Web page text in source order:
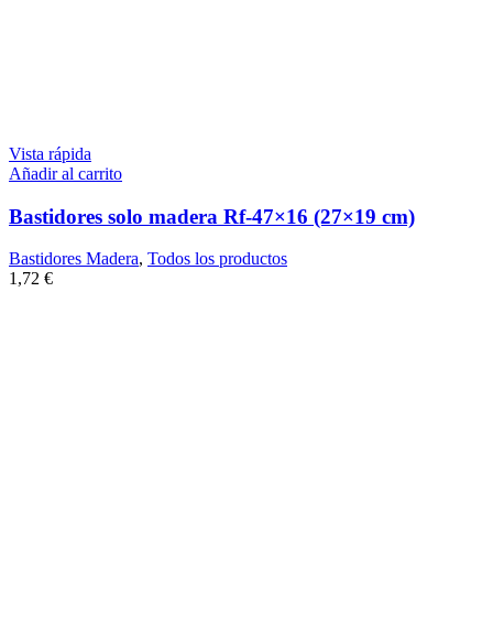
Vista rápida
Añadir al carrito
Bastidores solo madera Rf-47×16 (27×19 cm)
Bastidores Madera, Todos los productos
1,72 €